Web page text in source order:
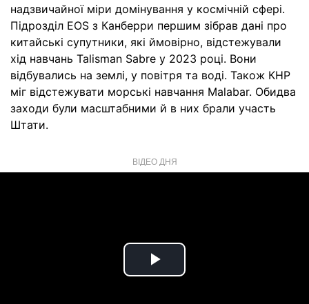
надзвичайної міри домінування у космічній сфері.
Підрозділ EOS з Канберри першим зібрав дані про
китайські супутники, які ймовірно, відстежували
хід навчань Talisman Sabre у 2023 році. Вони
відбувались на землі, у повітря та воді. Також КНР
міг відстежувати морські навчання Malabar. Обидва
заходи були масштабними й в них брали участь
Штати.
ВІДЕО ДНЯ
Play